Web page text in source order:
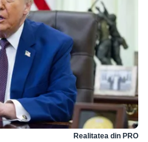
Realitatea din PRO